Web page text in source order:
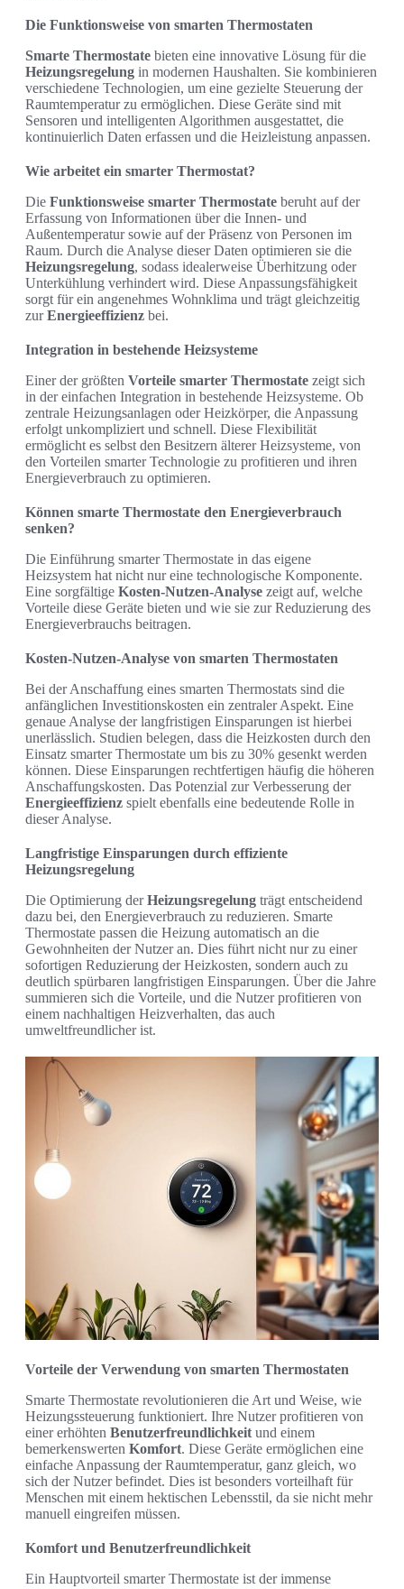
Die Funktionsweise von smarten Thermostaten
Smarte Thermostate bieten eine innovative Lösung für die
Heizungsregelung in modernen Haushalten. Sie kombinieren
verschiedene Technologien, um eine gezielte Steuerung der
Raumtemperatur zu ermöglichen. Diese Geräte sind mit
Sensoren und intelligenten Algorithmen ausgestattet, die
kontinuierlich Daten erfassen und die Heizleistung anpassen.
Wie arbeitet ein smarter Thermostat?
Die Funktionsweise smarter Thermostate beruht auf der
Erfassung von Informationen über die Innen- und
Außentemperatur sowie auf der Präsenz von Personen im
Raum. Durch die Analyse dieser Daten optimieren sie die
Heizungsregelung, sodass idealerweise Überhitzung oder
Unterkühlung verhindert wird. Diese Anpassungsfähigkeit
sorgt für ein angenehmes Wohnklima und trägt gleichzeitig
zurEnergieeffizienz bei.
Integration in bestehende Heizsysteme
Einer der größten Vorteile smarter Thermostate zeigt sich
in der einfachen Integration in bestehende Heizsysteme. Ob
zentrale Heizungsanlagen oder Heizkörper, die Anpassung
erfolgt unkompliziert und schnell. Diese Flexibilität
ermöglicht es selbst den Besitzern älterer Heizsysteme, von
den Vorteilen smarter Technologie zu profitieren und ihren
Energieverbrauch zu optimieren.
Können smarte Thermostate den Energieverbrauch
senken?
Die Einführung smarter Thermostate in das eigene
Heizsystem hat nicht nur eine technologische Komponente.
Eine sorgfältige Kosten-Nutzen-Analyse zeigt auf, welche
Vorteile diese Geräte bieten und wie sie zur Reduzierung des
Energieverbrauchs beitragen.
Kosten-Nutzen-Analyse von smarten Thermostaten
Bei der Anschaffung eines smarten Thermostats sind die
anfänglichen Investitionskosten ein zentraler Aspekt. Eine
genaue Analyse der langfristigen Einsparungen ist hierbei
unerlässlich. Studien belegen, dass die Heizkosten durch den
Einsatz smarter Thermostate um bis zu 30% gesenkt werden
können. Diese Einsparungen rechtfertigen häufig die höheren
Anschaffungskosten. Das Potenzial zur Verbesserung der
Energieeffizienz spielt ebenfalls eine bedeutende Rolle in
dieser Analyse.
Langfristige Einsparungen durch effiziente
Heizungsregelung
Die Optimierung derHeizungsregelung trägt entscheidend
dazu bei, den Energieverbrauch zu reduzieren. Smarte
Thermostate passen die Heizung automatisch an die
Gewohnheiten der Nutzer an. Dies führt nicht nur zu einer
sofortigen Reduzierung der Heizkosten, sondern auch zu
deutlich spürbaren langfristigen Einsparungen. Über die Jahre
summieren sich die Vorteile, und die Nutzer profitieren von
einem nachhaltigen Heizverhalten, das auch
umweltfreundlicher ist.
Vorteile der Verwendung von smarten Thermostaten
Smarte Thermostate revolutionieren die Art und Weise, wie
Heizungssteuerung funktioniert. Ihre Nutzer profitieren von
einer erhöhten Benutzerfreundlichkeit und einem
bemerkenswerten Komfort. Diese Geräte ermöglichen eine
einfache Anpassung der Raumtemperatur, ganz gleich, wo
sich der Nutzer befindet. Dies ist besonders vorteilhaft für
Menschen mit einem hektischen Lebensstil, da sie nicht mehr
manuell eingreifen müssen.
Komfort und Benutzerfreundlichkeit
Ein Hauptvorteil smarter Thermostate ist der immense